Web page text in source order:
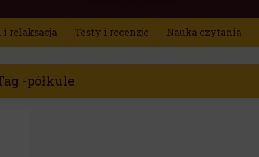
i relaksacja Testy i recenzje Nauka czytania
-półkule